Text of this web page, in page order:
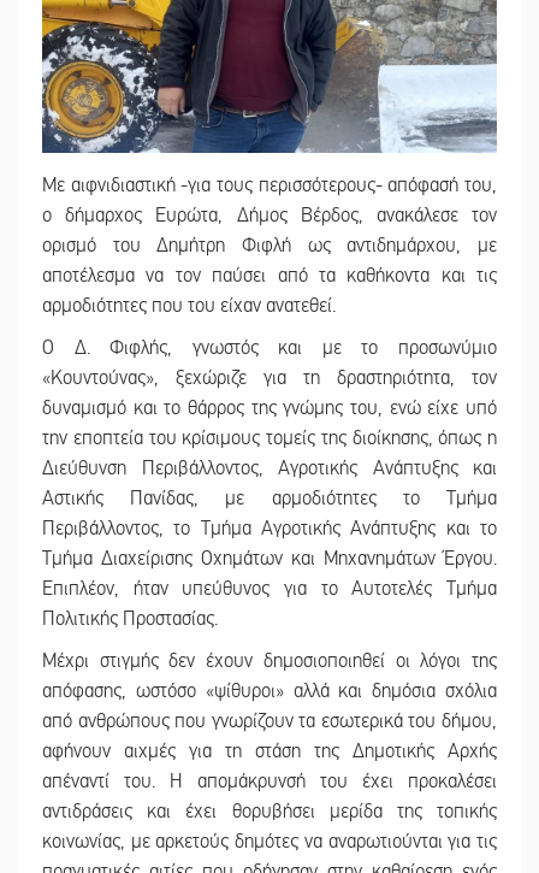
Με αιφνιδιαστική -για τους περισσότερους- απόφασή του,
ο δήμαρχος Ευρώτα, Δήμος Βέρδος, ανακάλεσε τον
ορισμό του Δημήτρη Φιφλή ως αντιδημάρχου, με
αποτέλεσμα να τον παύσει από τα καθήκοντα και τις
αρμοδιότητες που του είχαν ανατεθεί.
Ο Δ. Φιφλής, γνωστός και με το προσωνύμιο
«Κουντούνας», ξεχώριζε για τη δραστηριότητα, τον
δυναμισμό και το θάρρος της γνώμης του, ενώ είχε υπό
την εποπτεία του κρίσιμους τομείς της διοίκησης, όπως η
Διεύθυνση Περιβάλλοντος, Αγροτικής Ανάπτυξης και
Αστικής Πανίδας, με αρμοδιότητες το Τμήμα
Περιβάλλοντος, το Τμήμα Αγροτικής Ανάπτυξης και το
Τμήμα Διαχείρισης Οχημάτων και Μηχανημάτων Έργου.
Επιπλέον, ήταν υπεύθυνος για το Αυτοτελές Τμήμα
Πολιτικής Προστασίας.
Μέχρι στιγμής δεν έχουν δημοσιοποιηθεί οι λόγοι της
απόφασης, ωστόσο «ψίθυροι» αλλά και δημόσια σχόλια
από ανθρώπους που γνωρίζουν τα εσωτερικά του δήμου,
αφήνουν αιχμές για τη στάση της Δημοτικής Αρχής
απέναντί του. Η απομάκρυνσή του έχει προκαλέσει
αντιδράσεις και έχει θορυβήσει μερίδα της τοπικής
κοινωνίας, με αρκετούς δημότες να αναρωτιούνται για τις